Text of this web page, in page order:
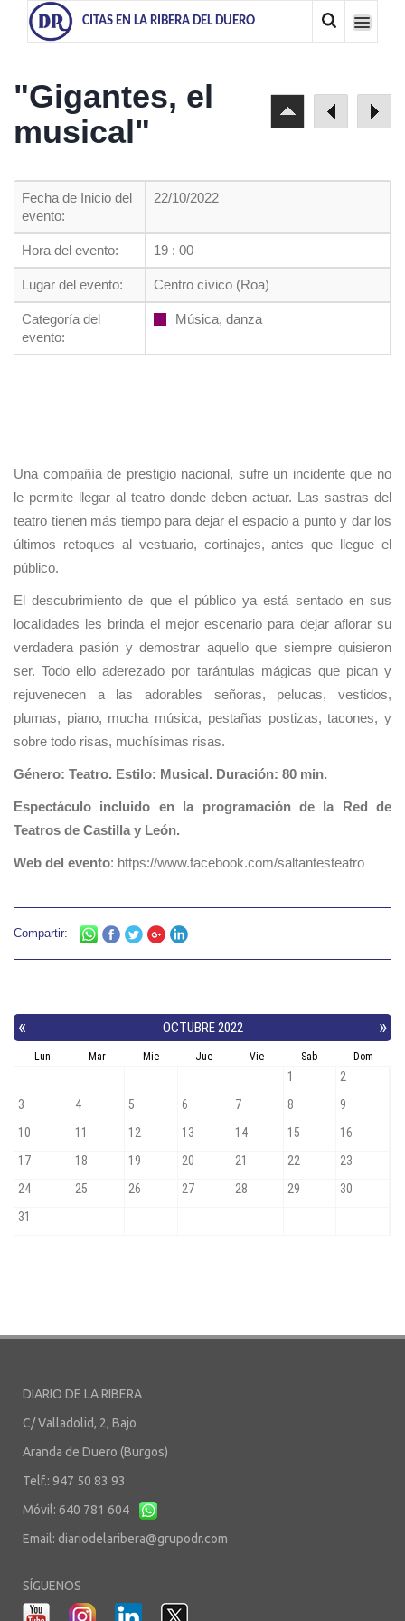
CITAS EN LA RIBERA DEL DUERO
"Gigantes, el
musical"
Fecha de Inicio del
evento:
22/10/2022
Hora del evento: 19 : 00
Lugar del evento: Centro cívico (Roa)
Categoría del
evento:
Música, danza
Una compañía de prestigio nacional, sufre un incidente que no
le permite llegar al teatro donde deben actuar. Las sastras del
teatro tienen más tiempo para dejar el espacio a punto y dar los
últimos retoques al vestuario, cortinajes, antes que llegue el
público.
El descubrimiento de que el público ya está sentado en sus
localidades les brinda el mejor escenario para dejar aflorar su
verdadera pasión y demostrar aquello que siempre quisieron
ser. Todo ello aderezado por tarántulas mágicas que pican y
rejuvenecen a las adorables señoras, pelucas, vestidos,
plumas, piano, mucha música, pestañas postizas, tacones, y
sobre todo risas, muchísimas risas.
Género: Teatro. Estilo: Musical. Duración: 80 min.
Espectáculo incluido en la programación de la Red de
Teatros de Castilla y León.
Web del evento: https://www.facebook.com/saltantesteatro
Compartir:
DIARIO DE LA RIBERA
C/ Valladolid, 2, Bajo
Aranda de Duero (Burgos)
Telf.: 947 50 83 93
Móvil: 640 781 604
Email: diariodelaribera@grupodr.com
SÍGUENOS